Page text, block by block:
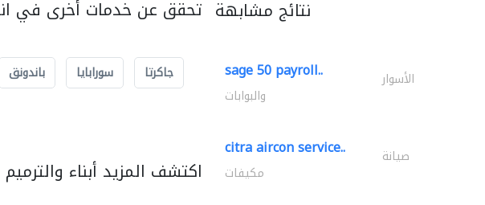
تحقق عن خدمات أخرى في
جاكرتا سورابايا باندونق
اكتشف المزيد أبناء
نتائج مشابهة
sage 50 payroll.. الأسوار
والبوابات
citra aircon service.. صيانة
مكيفات